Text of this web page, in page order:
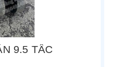
9.5 TẤC